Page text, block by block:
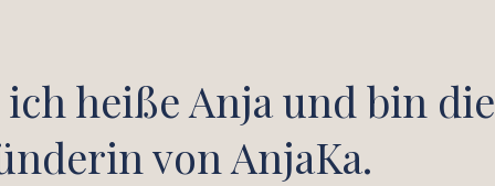
heiße Anja und bin die
von AnjaKa.